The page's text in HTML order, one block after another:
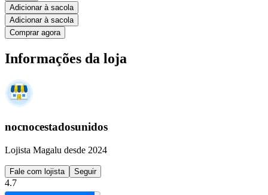
Adicionar à sacola
Adicionar à sacola
Comprar agora
Informações da loja
nocnocestadosunidos
Lojista Magalu desde 2024
Fale com lojista Seguir
4.7